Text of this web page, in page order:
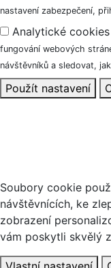
nastavení zabezpečení,
Analytické cookies
fungování webových
návštěvníků a sledovat,
Použít nastavení
Soubory cookie
návštěvnících, ke
zobrazení
vám poskytli skvělý